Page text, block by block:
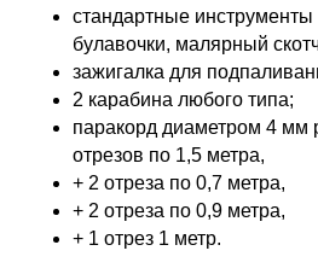
стандартные
булавочки, малярный
зажигалка для
2 карабина любого типа;
паракорд диаметром 4 мм
отрезов по 1,5 метра,
+ 2 отреза по 0,7 метра,
+ 2 отреза по 0,9 метра,
+ 1 отрез 1 метр.